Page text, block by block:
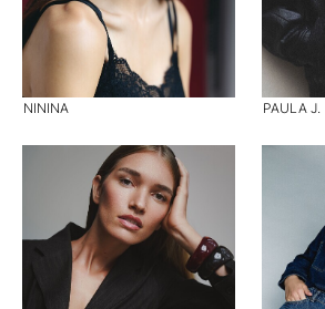
NININA PAULA J.